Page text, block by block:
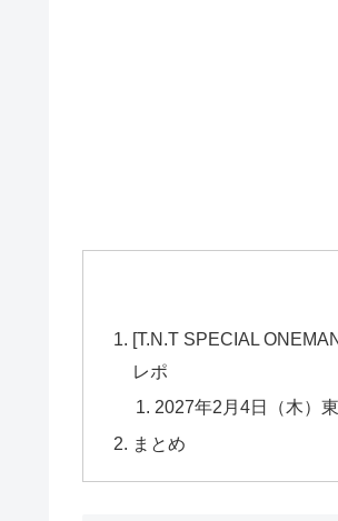
[T.N.T SPECIAL
レポ
2027年2月4日（木）
まとめ